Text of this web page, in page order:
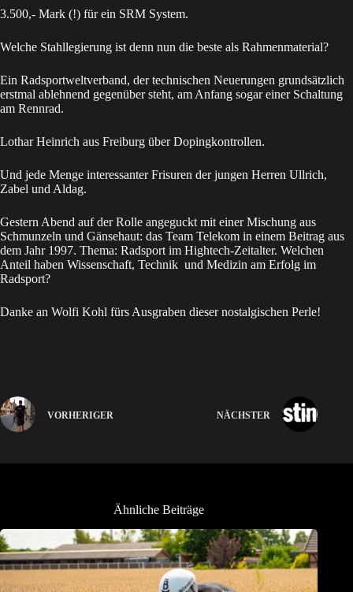
3.500,- Mark (!) für ein SRM System.
Welche Stahllegierung ist denn nun die beste als Rahmenmaterial?
Ein Radsportweltverband, der technischen Neuerungen grundsätzlich
erstmal ablehnend gegenüber steht, am Anfang sogar einer Schaltung
am Rennrad.
Lothar Heinrich aus Freiburg über Dopingkontrollen.
Und jede Menge interessanter Frisuren der jungen Herren Ullrich,
Zabel und Aldag.
Gestern Abend auf der Rolle angeguckt mit einer Mischung aus
Schmunzeln und Gänsehaut: das Team Telekom in einem Beitrag aus
dem Jahr 1997. Thema: Radsport im Hightech-Zeitalter. Welchen
Anteil haben Wissenschaft, Technik und Medizin am Erfolg im
Radsport?
Danke an Wolfi Kohl fürs Ausgraben dieser nostalgischen Perle!
VORHERIGER NÄCHSTER
Ähnliche Beiträge